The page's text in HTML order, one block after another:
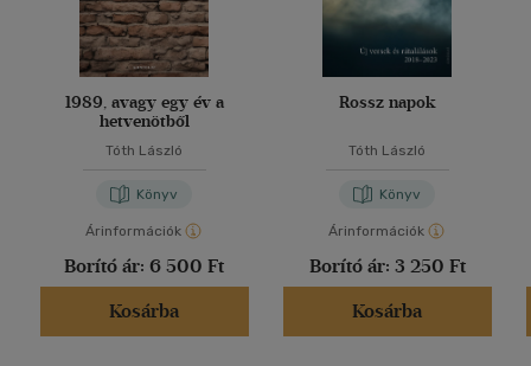
1989, avagy egy év a
hetvenötből
Tóth László
Könyv
Árinformációk
Borító ár: 6 500 Ft
Kosárba
Rossz napok
Tóth László
Könyv
Árinformációk
Borító ár: 3 250 Ft
Kosárba